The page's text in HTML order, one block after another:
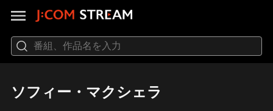
ソフィー・マクシェラ